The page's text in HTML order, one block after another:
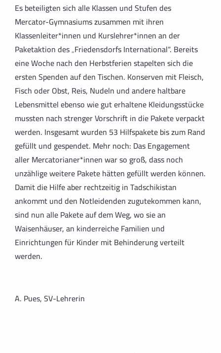
Es beteiligten sich alle Klassen und Stufen des
Mercator-Gymnasiums zusammen mit ihren
Klassenleiter*innen und Kurslehrer*innen an der
Paketaktion des „Friedensdorfs International“. Bereits
eine Woche nach den Herbstferien stapelten sich die
ersten Spenden auf den Tischen. Konserven mit Fleisch,
Fisch oder Obst, Reis, Nudeln und andere haltbare
Lebensmittel ebenso wie gut erhaltene Kleidungsstücke
mussten nach strenger Vorschrift in die Pakete verpackt
werden. Insgesamt wurden 53 Hilfspakete bis zum Rand
gefüllt und gespendet. Mehr noch: Das Engagement
aller Mercatorianer*innen war so groß, dass noch
unzählige weitere Pakete hätten gefüllt werden können.
Damit die Hilfe aber rechtzeitig in Tadschikistan
ankommt und den Notleidenden zugutekommen kann,
sind nun alle Pakete auf dem Weg, wo sie an
Waisenhäuser, an kinderreiche Familien und
Einrichtungen für Kinder mit Behinderung verteilt
werden.
A. Pues, SV-Lehrerin